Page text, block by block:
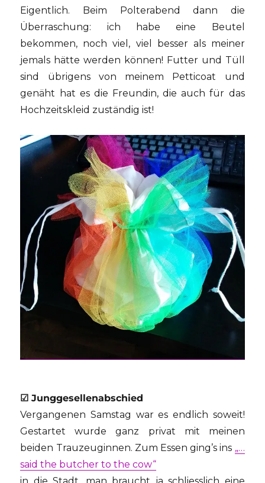
Eigentlich. Beim Polterabend dann die
Überraschung: ich habe eine Beutel
bekommen, noch viel, viel besser als meiner
jemals hätte werden können! Futter und Tüll
sind übrigens von meinem Petticoat und
genäht hat es die Freundin, die auch für das
Hochzeitskleid zuständig ist!
☑ Junggesellenabschied
Vergangenen Samstag war es endlich soweit!
Gestartet wurde ganz privat mit meinen
beiden Trauzeuginnen. Zum Essen ging’s ins „…
said the butcher to the cow“